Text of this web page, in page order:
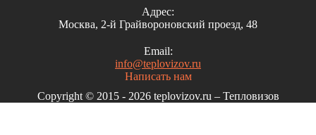
Адрес:
Москва, 2-й Грайвороновский проезд, 48
Email:
info@teplovizov.ru
Написать нам
Copyright © 2015 - 2026 teplovizov.ru – Тепловизов